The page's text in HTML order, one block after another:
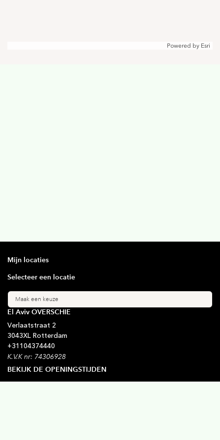
Powered by Esri
Mijn locaties
Selecteer een locatie
Maak een keuze
El Aviv OVERSCHIE
Verlaatstraat 2
3043XL Rotterdam
+31104374440
K.V.K nr: 74306928
BEKIJK DE OPENINGSTIJDEN